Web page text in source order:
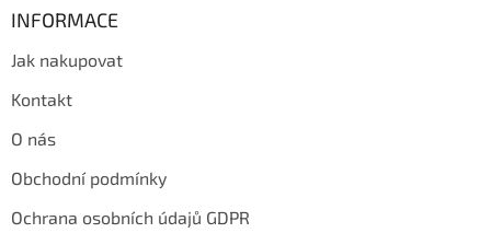
INFORMACE
Jak nakupovat
Kontakt
O nás
Obchodní podmínky
Ochrana osobních údajů GDPR